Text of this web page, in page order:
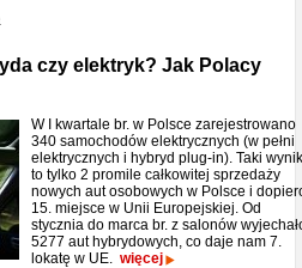
czy elektryk? Jak Polacy
W I kwartale br. w Polsce zarejestrowano
340 samochodów elektrycznych (w pełni
elektrycznych i hybryd plug-in). Taki wynik
to tylko 2 promile całkowitej sprzedaży
nowych aut osobowych w Polsce i
15. miejsce w Unii Europejskiej. Od
stycznia do marca br. z salonów
5277 aut hybrydowych, co daje nam 7.
lokatę w UE. więcej